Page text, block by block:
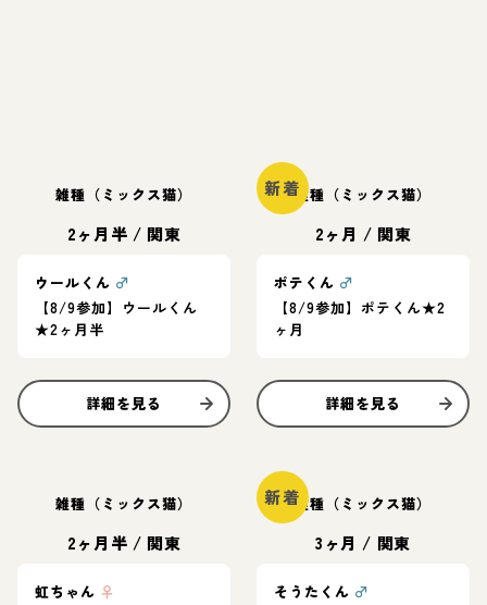
雑種（ミックス猫）
2ヶ月半 / 関東
ウールくん ♂
【8/9参加】ウールくん
★2ヶ月半
詳細を見る
新着雑種（ミックス猫）
2ヶ月 / 関東
ポテくん ♂
【8/9参加】ポテくん★2
ヶ月
詳細を見る
雑種（ミックス猫）
2ヶ月半 / 関東
虹ちゃん ♀
新着雑種（ミックス猫）
3ヶ月 / 関東
そうたくん ♂